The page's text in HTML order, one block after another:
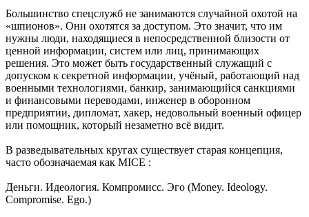
Большинство спецслужб не занимаются случайной охотой на
«шпионов». Они охотятся за доступом. Это значит, что им
нужны люди, находящиеся в непосредственной близости от
ценной информации, систем или лиц, принимающих
решения. Это может быть государственный служащий с
допуском к секретной информации, учёный, работающий над
военными технологиями, банкир, занимающийся санкциями
и финансовыми переводами, инженер в оборонном
предприятии, дипломат, хакер, недовольный военный офицер
или помощник, который незаметно всё видит.
В разведывательных кругах существует старая концепция,
часто обозначаемая как MICE :
Деньги. Идеология. Компромисс. Эго (Money. Ideology.
Compromise. Ego.)